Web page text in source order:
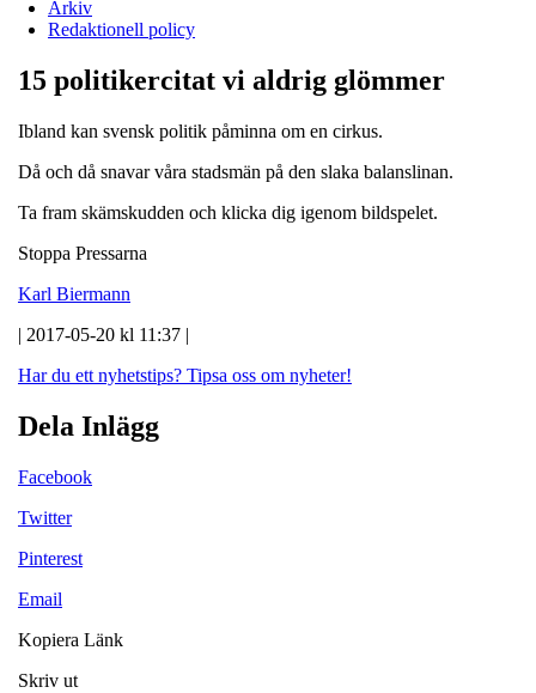
Arkiv
Redaktionell policy
15 politikercitat vi aldrig glömmer
Ibland kan svensk politik påminna om en cirkus.
Då och då snavar våra stadsmän på den slaka balanslinan.
Ta fram skämskudden och klicka dig igenom bildspelet.
Stoppa Pressarna
Karl Biermann
| 2017-05-20 kl 11:37 |
Har du ett nyhetstips? Tipsa oss om nyheter!
Dela Inlägg
Facebook
Twitter
Pinterest
Email
Kopiera Länk
Skriv ut